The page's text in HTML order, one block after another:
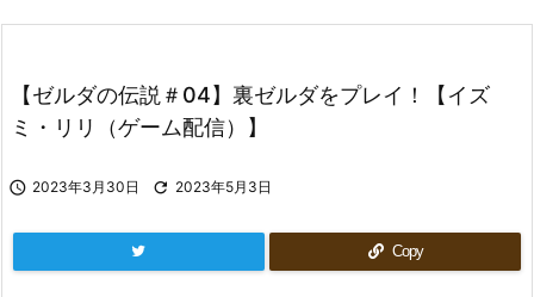
【ゼルダの伝説＃04】裏ゼルダをプレイ！【イズ
ミ・リリ（ゲーム配信）】
 2023年3月30日  2023年5月3日
Copy